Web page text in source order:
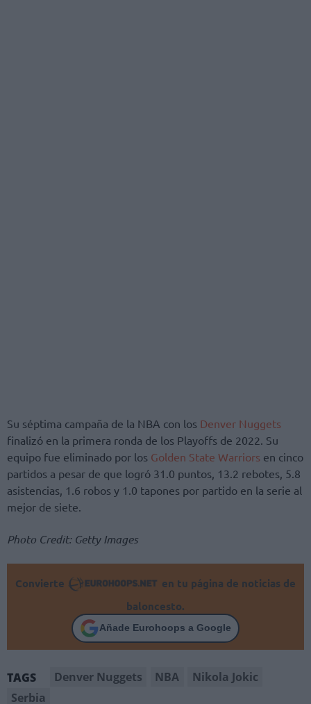
Su séptima campaña de la NBA con los Denver Nuggets
finalizó en la primera ronda de los Playoffs de 2022. Su
equipo fue eliminado por los Golden State Warriors en cinco
partidos a pesar de que logró 31.0 puntos, 13.2 rebotes, 5.8
asistencias, 1.6 robos y 1.0 tapones por partido en la serie al
mejor de siete.
Photo Credit: Getty Images
Convierte
en tu página de noticias de
baloncesto.
Añade Eurohoops a Google
TAGS Denver Nuggets NBA
Nikola Jokic
Serbia